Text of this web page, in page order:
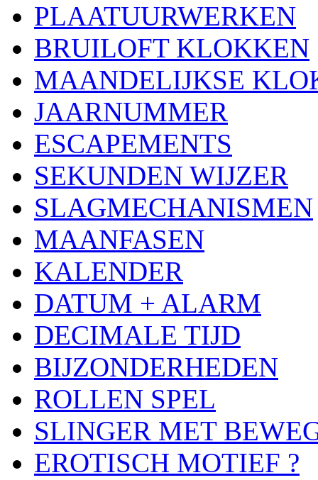
PLAATUURWERKEN
BRUILOFT KLOKKEN
MAANDELIJKSE
JAARNUMMER
ESCAPEMENTS
SEKUNDEN WIJZER
SLAGMECHANISMEN
MAANFASEN
KALENDER
DATUM + ALARM
DECIMALE TIJD
BIJZONDERHEDEN
ROLLEN SPEL
SLINGER MET
EROTISCH MOTIEF ?